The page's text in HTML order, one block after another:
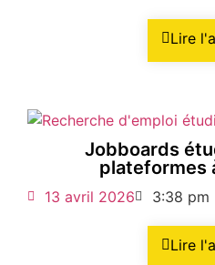
Lire
Jobboards
plateformes
13 avril 2026 3:38 pm
Lire